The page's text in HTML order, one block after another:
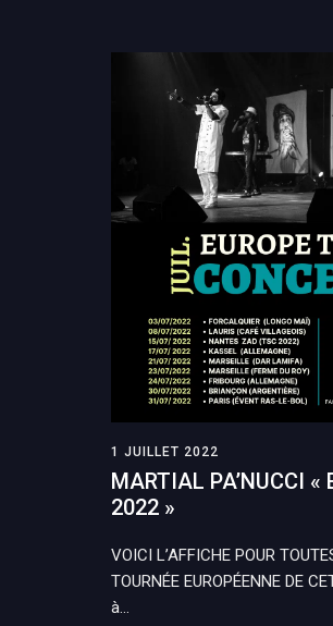
1 JUILLET 2022
MARTIAL PA’NUCCI «
2022 »
VOICI L’AFFICHE POUR
TOURNÉE EUROPÉENNE DE
à…